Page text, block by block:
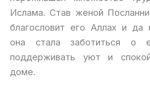
Ислама. Став женой
благословит его Аллах и да
она стала заботиться о
поддерживать уют и
доме.